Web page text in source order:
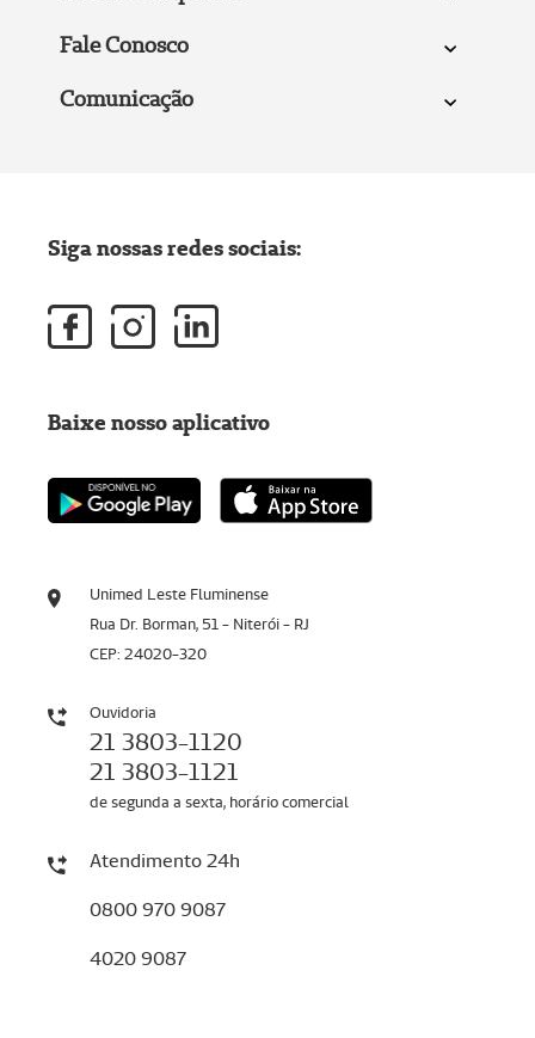
Fale Conosco
Comunicação
Unimed Leste Fluminense
Rua Dr. Borman, 51 - Niterói - RJ
CEP: 24020-320
Ouvidoria
21 3803-1120
21 3803-1121
de segunda a sexta, horário comercial
Atendimento 24h
0800 970 9087
4020 9087
Siga nossas redes sociais:
Baixe nosso aplicativo